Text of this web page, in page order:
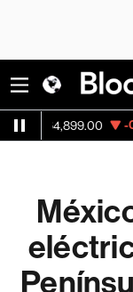
-0.32%